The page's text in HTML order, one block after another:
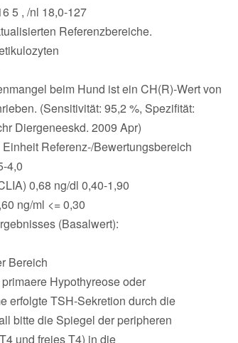
5 , /nl 18,0-127
Referenzbereiche.
beim Hund ist ein CH(R)-Wert von
(Sensitivität: 95,2 %, Spezifität:
Diergeneeskd. 2009 Apr)
Referenz-/Bewertungsbereich
4,0
0,68 ng/dl 0,40-1,90
ng/ml <= 0,30
(Basalwert):
Bereich
Hypothyreose oder
erfolgte TSH-Sekretion durch die
bitte die Spiegel der peripheren
und freies T4) in die